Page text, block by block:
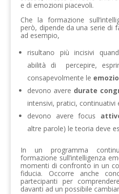
e di emozioni piacevoli.
Che la formazione
però, dipende da una serie di
ad esempio,
risultano più incisivi
abilità di percepire,
consapevolmente le
devono avere durate
intensivi, pratici,
devono avere focus
altre parole) le teoria deve
In un programma
formazione sull’intelligenza
momenti di confronto in un
fiducia. Occorre anche
partecipanti per
davanti ad un possibile